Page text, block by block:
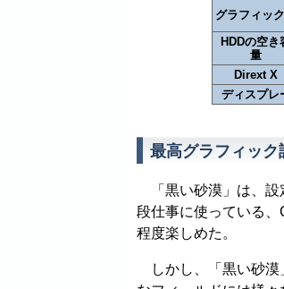
グラフィッ
HDDの空き
量
Dirext X
ディスプレ
最高グラフィッ
「黒い砂漠」は、設
段仕事に使っている
程度楽しめた。
しかし、「黒い砂漠